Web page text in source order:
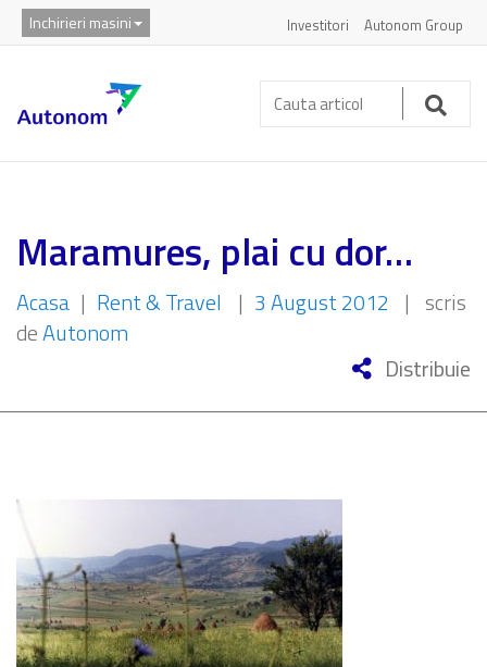
Inchirieri masini Investitori Autonom Group
Cauta
articol:
Maramures, plai cu dor…
Acasa | Rent & Travel | 3 August 2012 | scris
deAutonom
Distribuie